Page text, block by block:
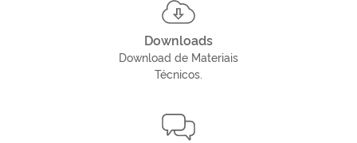
Downloads
Download de Materiais
Técnicos.